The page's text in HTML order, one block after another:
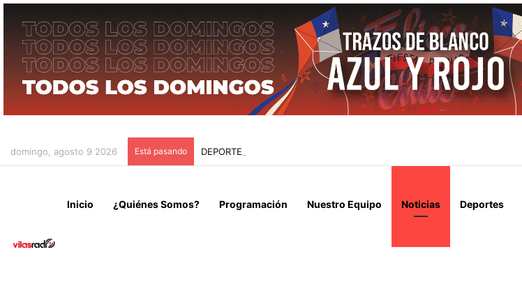
domingo, agosto 9 2026 Está pasando DEPORTES IQUIQUE IGUALA 1-1 ANTE COBRELOA Y RESCATA UN
Inicio ¿Quiénes Somos? Programación Nuestro Equipo Noticias Deportes